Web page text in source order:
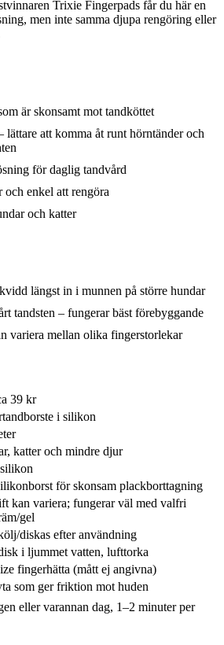
Trixie Fingerpads får du här en
men inte samma djupa rengöring eller
är skonsamt mot tandköttet
lättare att komma åt runt hörntänder och
för daglig tandvård
och enkel att rengöra
och katter
längst in i munnen på större hundar
tandsten – fungerar bäst förebyggande
variera mellan olika fingerstorlekar
39 kr
i silikon
katter och mindre djur
för skonsam plackborttagning
kan variera; fungerar väl med valfri
gel
diskas efter användning
i ljummet vatten, lufttorka
fingerhätta (mått ej angivna)
som ger friktion mot huden
eller varannan dag, 1–2 minuter per